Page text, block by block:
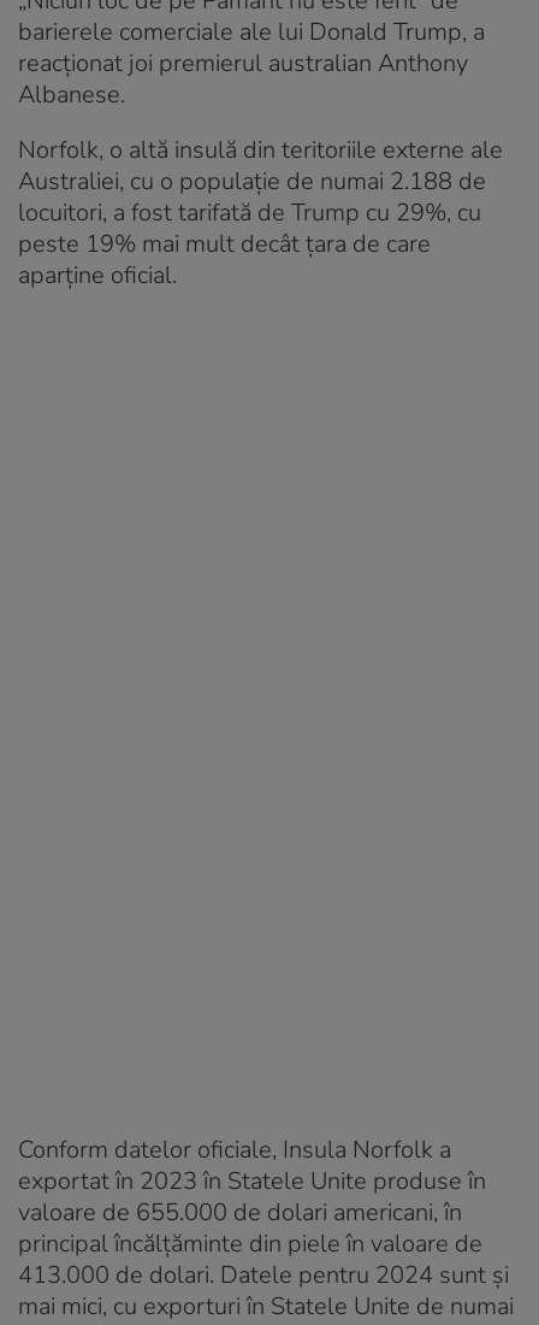
barierele comerciale ale lui Donald Trump, a
reacționat joi premierul australian Anthony
Albanese.
Norfolk, o altă insulă din teritoriile externe ale
Australiei, cu o populație de numai 2.188 de
locuitori, a fost tarifată de Trump cu 29%, cu
peste 19% mai mult decât țara de care
aparține oficial.
Conform datelor oficiale, Insula Norfolk a
exportat în 2023 în Statele Unite produse în
valoare de 655.000 de dolari americani, în
principal încălțăminte din piele în valoare de
413.000 de dolari. Datele pentru 2024 sunt și
mai mici, cu exporturi în Statele Unite de numai